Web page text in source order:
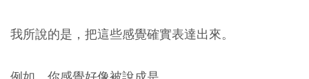
我所說的是，把這些感覺確實表達出來。